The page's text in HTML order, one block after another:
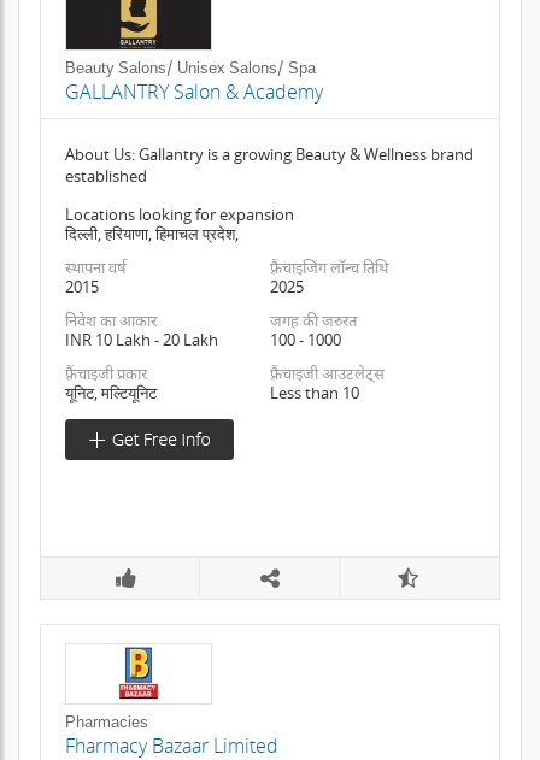
Beauty Salons/ Unisex Salons/ Spa
GALLANTRY Salon & Academy
About Us: Gallantry is a growing Beauty & Wellness brand
established
Locations looking for expansion
दिल्ली, हरियाणा, हिमाचल प्रदेश,
स्थापना वर्ष
2015
फ़्रैंचाइजिंग लॉन्च तिथि
2025
निवेश का आकार
INR 10 Lakh - 20 Lakh
जगह की जरुरत
100 - 1000
फ़्रैंचाइजी प्रकार
यूनिट, मल्टियूनिट
फ़्रैंचाइजी आउटलेट्स
Less than 10
Pharmacies
Fharmacy Bazaar Limited